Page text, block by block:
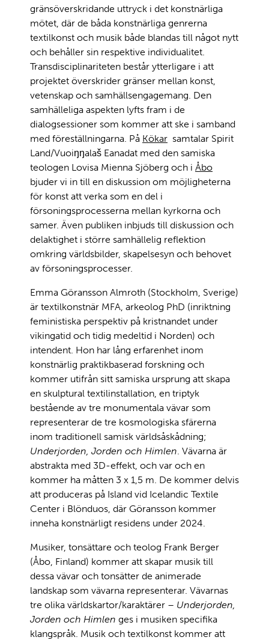
gränsöverskridande uttryck i det konstnärliga
mötet, där de båda konstnärliga genrerna
textilkonst och musik både blandas till något nytt
och behåller sin respektive individualitet.
Transdisciplinariteten består ytterligare i att
projektet överskrider gränser mellan konst,
vetenskap och samhällsengagemang. Den
samhälleliga aspekten lyfts fram i de
dialogsessioner som kommer att ske i samband
med föreställningarna. På Kökar samtalar Spirit
Land/Vuoiŋŋalaš Eanadat med den samiska
teologen Lovisa Mienna Sjöberg och i Åbo
bjuder vi in till en diskussion om möjligheterna
för konst att verka som en del i
försoningsprocesserna mellan kyrkorna och
samer. Även publiken inbjuds till diskussion och
delaktighet i större samhällelig reflektion
omkring världsbilder, skapelsesyn och behovet
av försoningsprocesser.
Emma Göransson Almroth (Stockholm, Sverige)
är textilkonstnär MFA, arkeolog PhD (inriktning
feministiska perspektiv på kristnandet under
vikingatid och tidig medeltid i Norden) och
intendent. Hon har lång erfarenhet inom
konstnärlig praktikbaserad forskning och
kommer utifrån sitt samiska ursprung att skapa
en skulptural textilinstallation, en triptyk
bestående av tre monumentala vävar som
representerar de tre kosmologiska sfärerna
inom traditionell samisk världsåskådning;
Underjorden, Jorden och Himlen . Vävarna är
abstrakta med 3D-effekt, och var och en
kommer ha måtten 3 x 1,5 m. De kommer delvis
att produceras på Island vid Icelandic Textile
Center i Blönduos, där Göransson kommer
inneha konstnärligt residens under 2024.
Musiker, tonsättare och teolog Frank Berger
(Åbo, Finland) kommer att skapar musik till
dessa vävar och tonsätter de animerade
landskap som vävarna representerar. Vävarnas
tre olika världskartor/karaktärer – Underjorden,
Jorden och Himlen ges i musiken specifika
klangspråk. Musik och textilkonst kommer att